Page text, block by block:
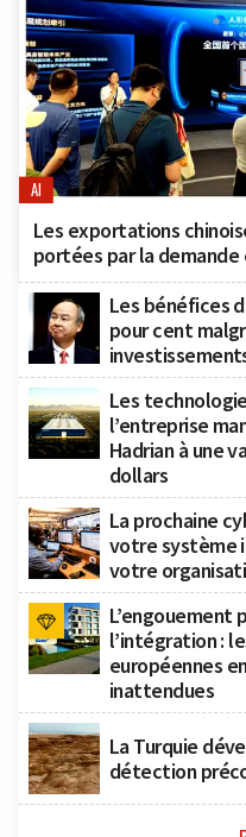
AI
Les exportations
portées par la demande
Les bénéfices
pour cent
Les
l’entreprise
Hadrian à une
dollars
La prochaine
votre système
votre
L’engouement
l’intégration :
européennes
inattendues
La Turquie
détection